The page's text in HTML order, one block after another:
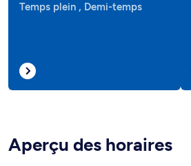
Temps plein , Demi-temps
Aperçu des horaires